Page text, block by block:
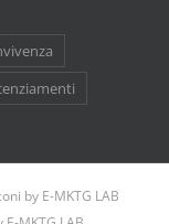
by E-MKTG LAB